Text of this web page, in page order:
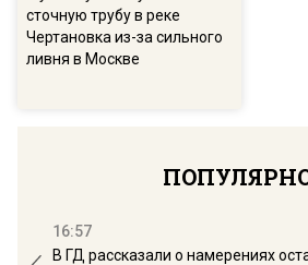
сточную трубу в реке
Чертановка из-за сильного
ливня в Москве
16:57
В ГД рассказали о намерениях